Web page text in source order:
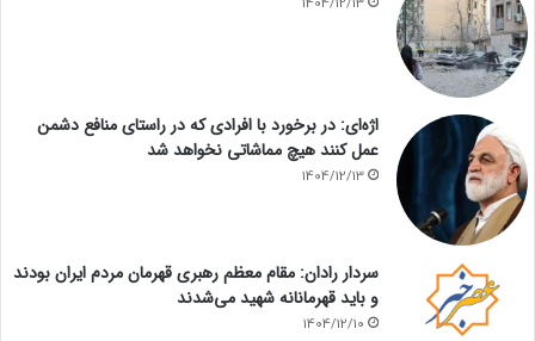
اژه‌ای: در برخورد با افرادی که در راستای منافع دشمن
عمل کنند هیچ مماشاتی نخواهد شد
1404/12/13
سردار رادان: مقام معظم رهبری قهرمان مردم ایران بودند
و باید قهرمانانه شهید می‌شدند
1404/12/10